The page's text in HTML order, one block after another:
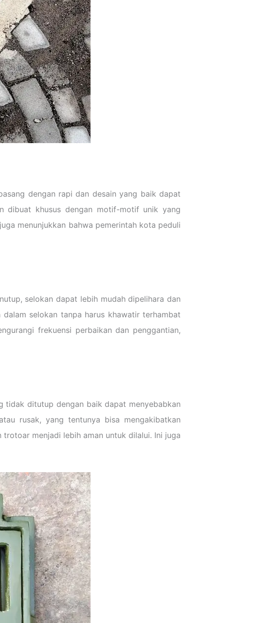
dengan rapi dan desain yang baik dapat
dibuat khusus dengan motif-motif unik yang
menunjukkan bahwa pemerintah kota peduli
selokan dapat lebih mudah dipelihara dan
selokan tanpa harus khawatir terhambat
frekuensi perbaikan dan penggantian,
tidak ditutup dengan baik dapat menyebabkan
rusak, yang tentunya bisa mengakibatkan
menjadi lebih aman untuk dilalui. Ini juga